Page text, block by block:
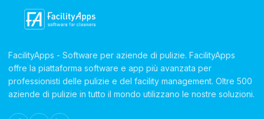
FacilityApps - Software per aziende di pulizie. FacilityApps
offre la piattaforma software e app più avanzata per
professionisti delle pulizie e del facility management. Oltre 500
aziende di pulizie in tutto il mondo utilizzano le nostre soluzioni.